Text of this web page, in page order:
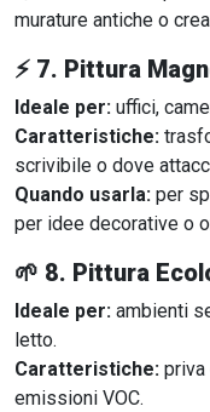
murature antiche o
⚡ 7. Pittura
Ideale per: uffici,
Caratteristiche:
scrivibile o dove
Quando usarla: per
per idee decorative o
🌱 8. Pittura
Ideale per: ambienti
letto.
Caratteristiche:
emissioni VOC.